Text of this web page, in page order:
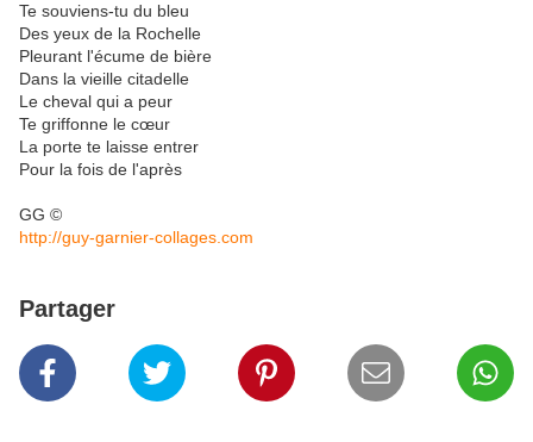
Te souviens-tu du bleu
Des yeux de la Rochelle
Pleurant l'écume de bière
Dans la vieille citadelle
Le cheval qui a peur
Te griffonne le cœur
La porte te laisse entrer
Pour la fois de l'après
GG ©
http://guy-garnier-collages.com
Partager